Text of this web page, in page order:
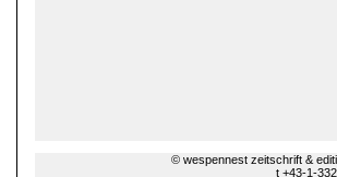
© wespennest zeitschrift &
t +43-1-